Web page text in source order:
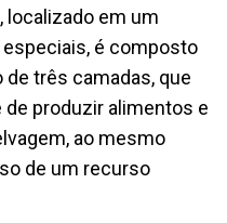
localizado em um
é composto
três camadas, que
produzir alimentos e
ao mesmo
de um recurso